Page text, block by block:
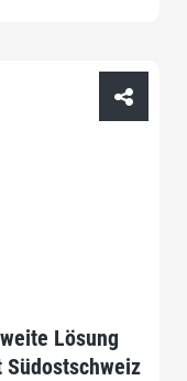
Lösung